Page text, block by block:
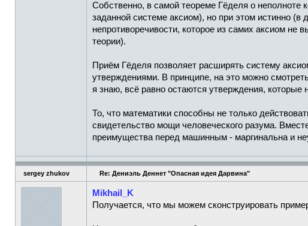
Собственно, в самой теореме Гёделя о неполноте
заданной системе аксиом), но при этом истинно (в
непротиворечивости, которое из самих аксиом не
теории).
Приём Гёделя позволяет расширять систему
утверждениями. В принципе, на это можно
я знаю, всё равно остаются утверждения, которые
То, что математики способны не только
свидетельство мощи человеческого разума.
преимущества перед машинным - маргинальна и
sergey zhukov Re: Дениэль Деннет "Опасная идея Дарвина"
Mikhail_K
Получается, что мы можем сконструировать